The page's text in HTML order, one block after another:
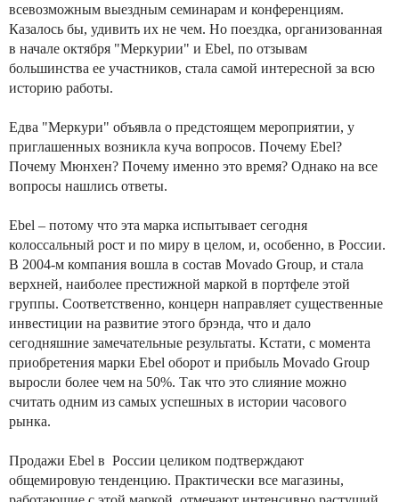
всевозможным выездным семинарам и конференциям.
Казалось бы, удивить их не чем. Но поездка, организованная
в начале октября "Меркурии" и Ebel, по отзывам
большинства ее участников, стала самой интересной за всю
историю работы.
Едва "Меркури" объявла о предстоящем мероприятии, у
приглашенных возникла куча вопросов. Почему Ebel?
Почему Мюнхен? Почему именно это время? Однако на все
вопросы нашлись ответы.
Ebel – потому что эта марка испытывает сегодня
колоссальный рост и по миру в целом, и, особенно, в России.
В 2004-м компания вошла в состав Movado Group, и стала
верхней, наиболее престижной маркой в портфеле этой
группы. Соответственно, концерн направляет существенные
инвестиции на развитие этого брэнда, что и дало
сегодняшние замечательные результаты. Кстати, с момента
приобретения марки Ebel оборот и прибыль Movado Group
выросли более чем на 50%. Так что это слияние можно
считать одним из самых успешных в истории часового
рынка.
Продажи Ebel в России целиком подтверждают
общемировую тенденцию. Практически все магазины,